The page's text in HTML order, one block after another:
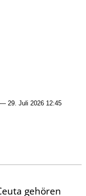
29. Juli 2026 12:45
gehören